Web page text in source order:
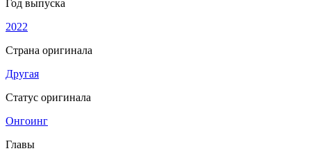
Год выпуска
2022
Страна оригинала
Другая
Статус оригинала
Онгоинг
Главы